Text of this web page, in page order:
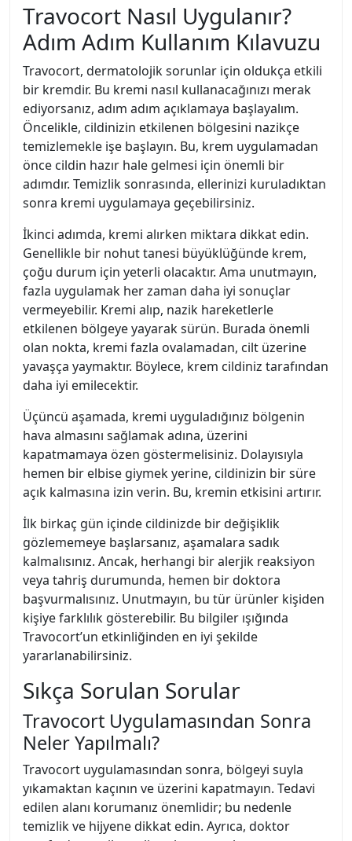
Travocort Nasıl Uygulanır?
Adım Adım Kullanım Kılavuzu
Travocort, dermatolojik sorunlar için oldukça etkili
bir kremdir. Bu kremi nasıl kullanacağınızı merak
ediyorsanız, adım adım açıklamaya başlayalım.
Öncelikle, cildinizin etkilenen bölgesini nazikçe
temizlemekle işe başlayın. Bu, krem uygulamadan
önce cildin hazır hale gelmesi için önemli bir
adımdır. Temizlik sonrasında, ellerinizi kuruladıktan
sonra kremi uygulamaya geçebilirsiniz.
İkinci adımda, kremi alırken miktara dikkat edin.
Genellikle bir nohut tanesi büyüklüğünde krem,
çoğu durum için yeterli olacaktır. Ama unutmayın,
fazla uygulamak her zaman daha iyi sonuçlar
vermeyebilir. Kremi alıp, nazik hareketlerle
etkilenen bölgeye yayarak sürün. Burada önemli
olan nokta, kremi fazla ovalamadan, cilt üzerine
yavaşça yaymaktır. Böylece, krem cildiniz tarafından
daha iyi emilecektir.
Üçüncü aşamada, kremi uyguladığınız bölgenin
hava almasını sağlamak adına, üzerini
kapatmamaya özen göstermelisiniz. Dolayısıyla
hemen bir elbise giymek yerine, cildinizin bir süre
açık kalmasına izin verin. Bu, kremin etkisini artırır.
İlk birkaç gün içinde cildinizde bir değişiklik
gözlememeye başlarsanız, aşamalara sadık
kalmalısınız. Ancak, herhangi bir alerjik reaksiyon
veya tahriş durumunda, hemen bir doktora
başvurmalısınız. Unutmayın, bu tür ürünler kişiden
kişiye farklılık gösterebilir. Bu bilgiler ışığında
Travocort’un etkinliğinden en iyi şekilde
yararlanabilirsiniz.
Sıkça Sorulan Sorular
Travocort Uygulamasından Sonra
Neler Yapılmalı?
Travocort uygulamasından sonra, bölgeyi suyla
yıkamaktan kaçının ve üzerini kapatmayın. Tedavi
edilen alanı korumanız önemlidir; bu nedenle
temizlik ve hijyene dikkat edin. Ayrıca, doktor